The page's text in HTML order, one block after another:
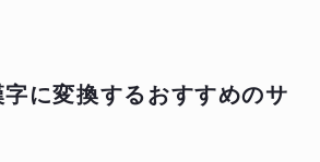
に変換するおすすめのサ